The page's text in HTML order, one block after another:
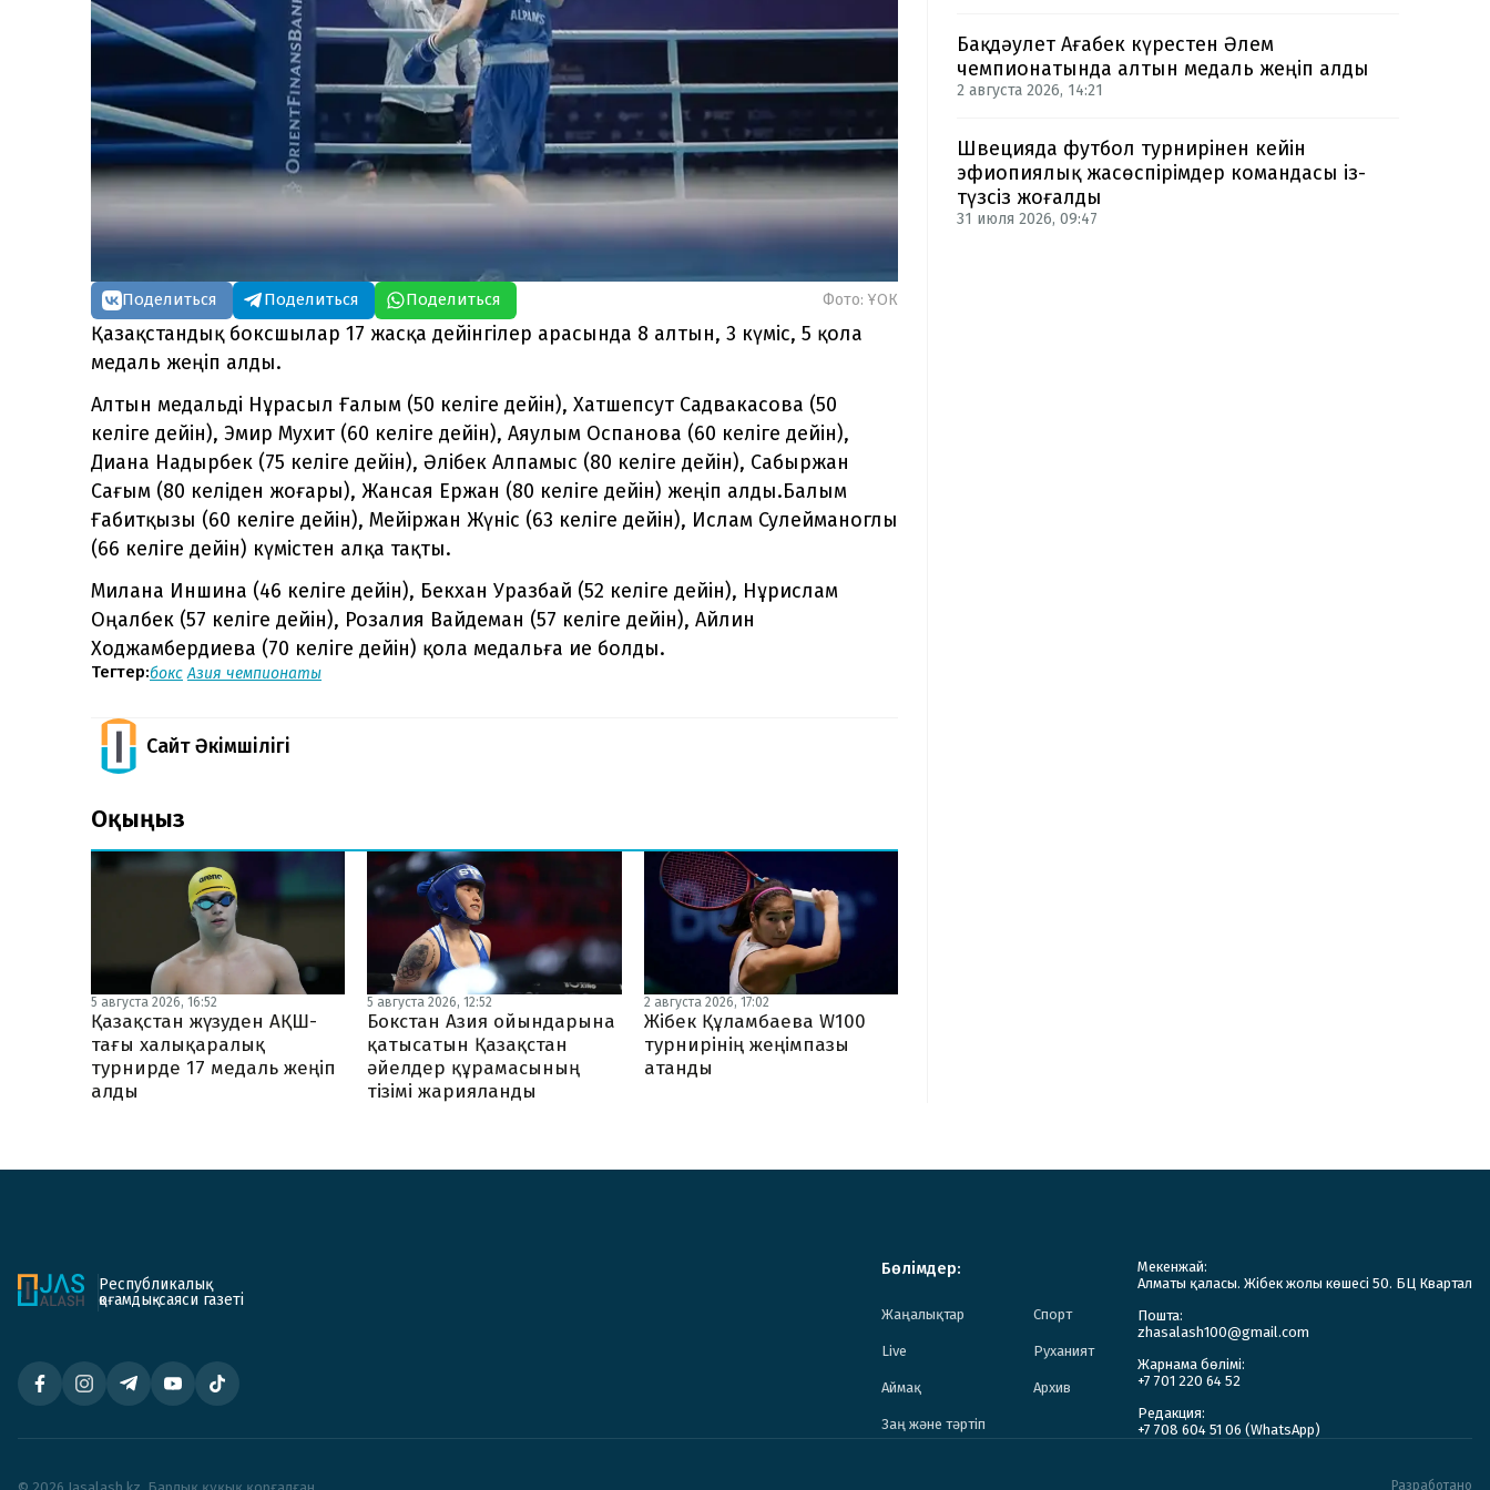
Поделиться Поделиться Поделиться Фото: ҰОК
Қазақстандық боксшылар 17 жасқа дейінгілер арасында 8 алтын, 3 күміс, 5 қола
медаль жеңіп алды.
Алтын медальді Нұрасыл Ғалым (50 келіге дейін), Хатшепсут Садвакасова (50
келіге дейін), Эмир Мухит (60 келіге дейін), Аяулым Оспанова (60 келіге дейін),
Диана Надырбек (75 келіге дейін), Әлібек Алпамыс (80 келіге дейін), Сабыржан
Сағым (80 келіден жоғары), Жансая Ержан (80 келіге дейін) жеңіп алды.Балым
Ғабитқызы (60 келіге дейін), Мейіржан Жүніс (63 келіге дейін), Ислам Сулейманоглы
(66 келіге дейін) күмістен алқа тақты.
Милана Иншина (46 келіге дейін), Бекхан Уразбай (52 келіге дейін), Нұрислам
Оңалбек (57 келіге дейін), Розалия Вайдеман (57 келіге дейін), Айлин
Ходжамбердиева (70 келіге дейін) қола медальға ие болды.
Тегтер:бокс Азия чемпионаты
Сайт Әкімшілігі
Оқыңыз
5 августа 2026, 16:52
Қазақстан жүзуден АҚШ-
тағы халықаралық
турнирде 17 медаль жеңіп
алды
5 августа 2026, 12:52
Бокстан Азия ойындарына
қатысатын Қазақстан
әйелдер құрамасының
тізімі жарияланды
2 августа 2026, 17:02
Жібек Құламбаева W100
турнирінің жеңімпазы
атанды
Бақдәулет Ағабек күрестен Әлем
чемпионатында алтын медаль жеңіп алды
2 августа 2026, 14:21
Швецияда футбол турнирінен кейін
эфиопиялық жасөспірімдер командасы із-
түзсіз жоғалды
31 июля 2026, 09:47
Республикалық
қоғамдық-саяси газеті
Бөлімдер:
Жаңалықтар Спорт
Live Руханият
Аймақ Архив
Заң және тәртіп
Мекенжай:
Алматы қаласы. Жібек жолы көшесі 50. БЦ Квартал
Пошта:
zhasalash100@gmail.com
Жарнама бөлімі:
+7 701 220 64 52
Редакция:
+7 708 604 51 06 (WhatsApp)
Разработано